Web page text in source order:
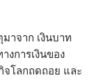
าจาก เงินบาท
งการเงินของ
จโลกถดถอย และ